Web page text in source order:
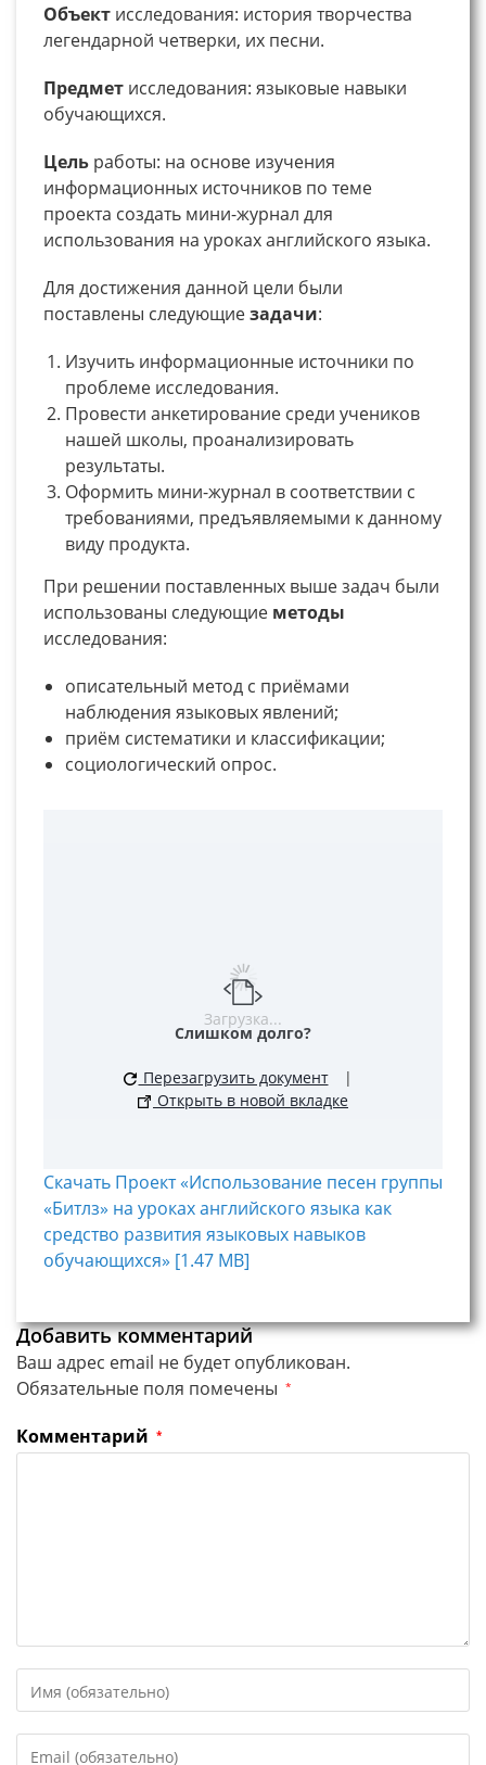
Объект исследования: история творчества
легендарной четверки, их песни.
Предмет исследования: языковые навыки
обучающихся.
Цель работы: на основе изучения
информационных источников по теме
проекта создать мини-журнал для
использования на уроках английского языка.
Для достижения данной цели были
поставлены следующиезадачи:
Изучить информационные источники по
проблеме исследования.
Провести анкетирование среди учеников
нашей школы, проанализировать
результаты.
Оформить мини-журнал в соответствии с
требованиями, предъявляемыми к данному
виду продукта.
При решении поставленных выше задач были
использованы следующие методы
исследования:
описательный метод с приёмами
наблюдения языковых явлений;
приём систематики и классификации;
социологический опрос.
Загрузка...
Слишком долго?
Перезагрузить документ
|
Открыть в новой вкладке
Скачать Проект «Использование песен группы
«Битлз» на уроках английского языка как
средство развития языковых навыков
обучающихся» [1.47 MB]
Добавить комментарий
Ваш адрес email не будет опубликован.
Обязательные поля помечены *
Комментарий *
свое
или